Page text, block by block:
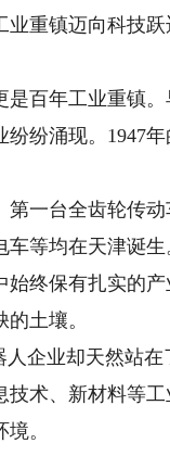
重镇迈向科技跃
百年工业重镇。
纷涌现。1947年
一台全齿轮传动
等均在天津诞生
终保有扎实的产
土壤。
企业却天然站在
术、新材料等
。